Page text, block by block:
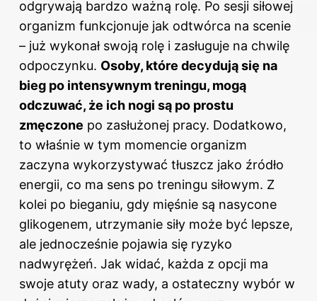
odgrywają bardzo ważną rolę. Po sesji siłowej
organizm funkcjonuje jak odtwórca na scenie
– już wykonał swoją rolę i zasługuje na chwilę
odpoczynku. Osoby, które decydują się na
bieg po intensywnym treningu, mogą
odczuwać, że ich nogi są po prostu
zmęczone po zasłużonej pracy. Dodatkowo,
to właśnie w tym momencie organizm
zaczyna wykorzystywać tłuszcz jako źródło
energii, co ma sens po treningu siłowym. Z
kolei po bieganiu, gdy mięśnie są nasycone
glikogenem, utrzymanie siły może być lepsze,
ale jednocześnie pojawia się ryzyko
nadwyrężeń. Jak widać, każda z opcji ma
swoje atuty oraz wady, a ostateczny wybór w